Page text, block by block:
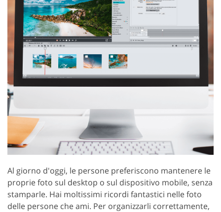
Al giorno d'oggi, le persone preferiscono mantenere le
proprie foto sul desktop o sul dispositivo mobile, senza
stamparle. Hai moltissimi ricordi fantastici nelle foto
delle persone che ami. Per organizzarli correttamente,